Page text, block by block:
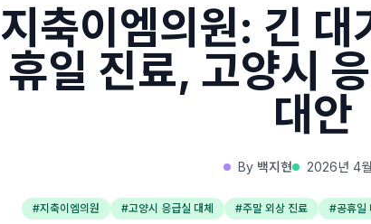
지축이엠의원: 긴 대
휴일 진료, 고양시
대안
By 백지현 2026년 4
#지축이엠의원 #고양시 응급실 대체 #주말 외상 진료 #공휴일